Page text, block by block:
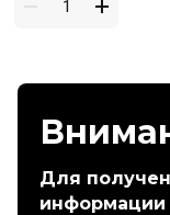
Для
информации